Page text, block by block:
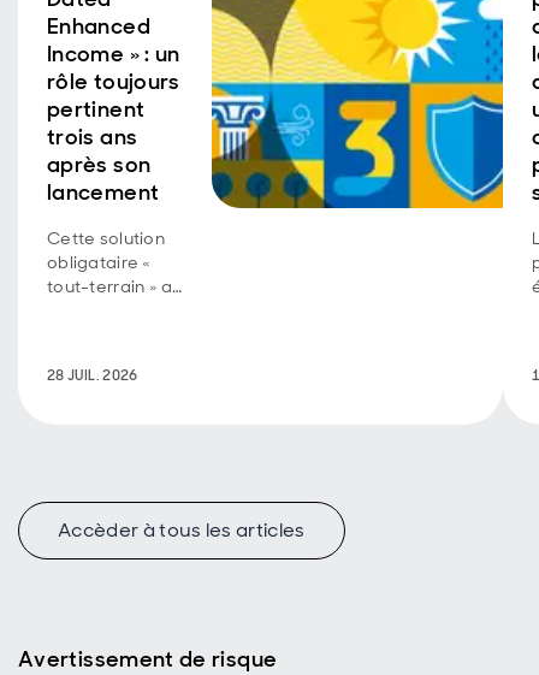
Enhanced
Income » : un
rôle toujours
pertinent
trois ans
après son
lancement
Cette solution
obligataire «
tout-terrain » a
caractéristiques
28 JUIL. 2026
Accèder à tous les articles
Avertissement de risque